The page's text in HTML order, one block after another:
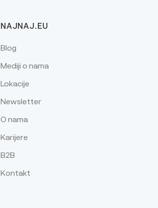
NAJNAJ.EU
Blog
Mediji o nama
Lokacije
Newsletter
O nama
Karijere
B2B
Kontakt